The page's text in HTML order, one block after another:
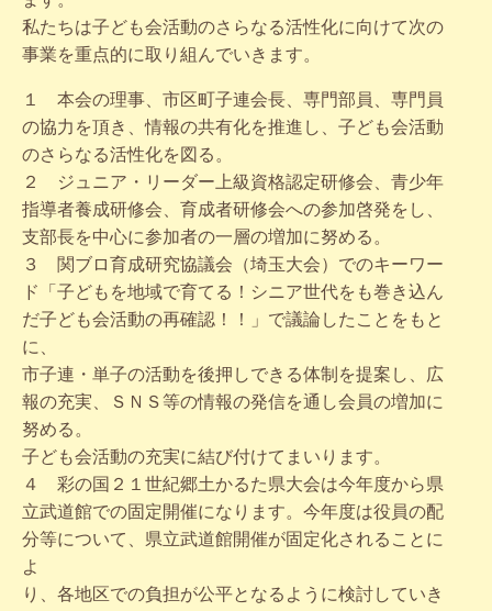
私たちは子ども会活動のさらなる活性化に向けて次の
事業を重点的に取り組んでいきます。
１ 本会の理事、市区町子連会長、専門部員、専門員
の協力を頂き、情報の共有化を推進し、子ども会活動
のさらなる活性化を図る。
２ ジュニア・リーダー上級資格認定研修会、青少年
指導者養成研修会、育成者研修会への参加啓発をし、
支部長を中心に参加者の一層の増加に努める。
３ 関ブロ育成研究協議会（埼玉大会）でのキーワー
ド「子どもを地域で育てる！シニア世代をも巻き込ん
だ子ども会活動の再確認！！」で議論したことをもと
に、
市子連・単子の活動を後押しできる体制を提案し、広
報の充実、ＳＮＳ等の情報の発信を通し会員の増加に
努める。
子ども会活動の充実に結び付けてまいります。
４ 彩の国２１世紀郷土かるた県大会は今年度から県
立武道館での固定開催になります。今年度は役員の配
分等について、県立武道館開催が固定化されることに
よ
り、各地区での負担が公平となるように検討していき